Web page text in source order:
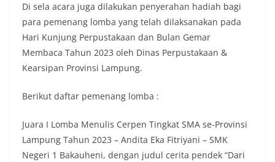
Di sela acara juga dilakukan penyerahan hadiah bagi
para pemenang lomba yang telah dilaksanakan pada
Hari Kunjung Perpustakaan dan Bulan Gemar
Membaca Tahun 2023 oleh Dinas Perpustakaan &
Kearsipan Provinsi Lampung.
Berikut daftar pemenang lomba :
Juara I Lomba Menulis Cerpen Tingkat SMA se-Provinsi
Lampung Tahun 2023 – Andita Eka Fitriyani – SMK
Negeri 1 Bakauheni, dengan judul cerita pendek “Dari